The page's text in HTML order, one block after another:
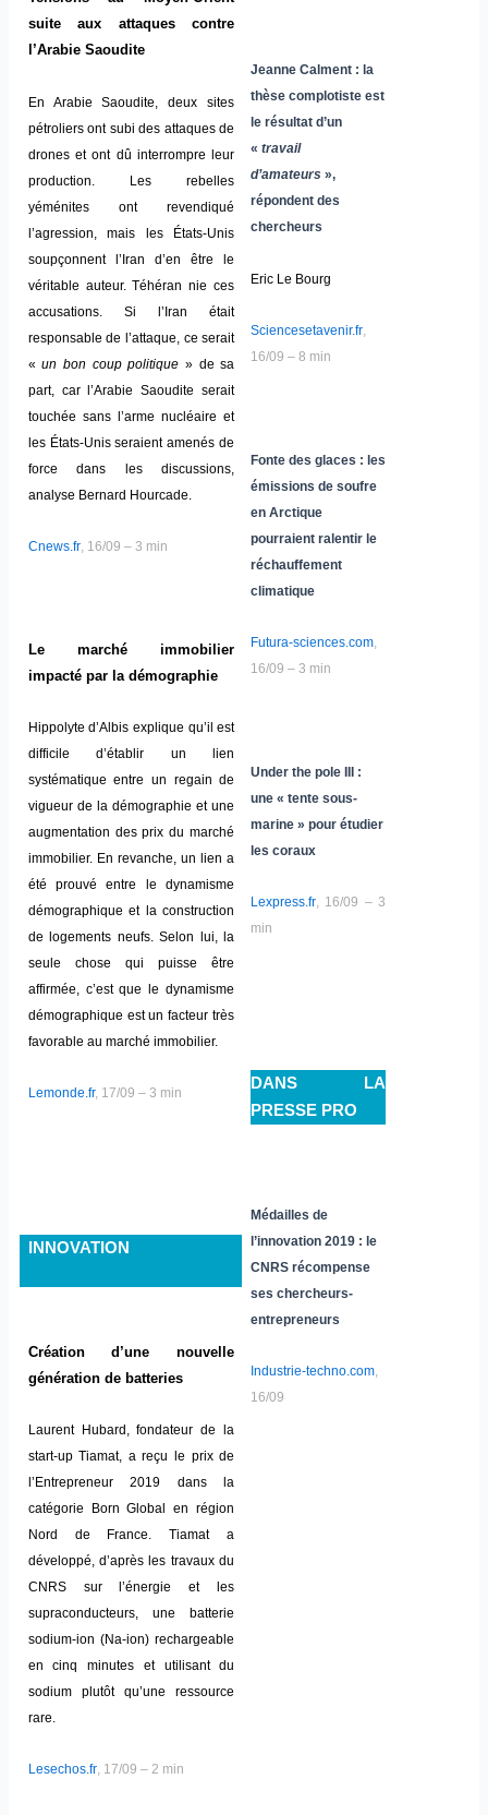
Jeanne Calment : la
thèse complotiste est
le résultat d’un
« travail
d’amateurs »,
répondent des
chercheurs
Eric Le Bourg
Sciencesetavenir.fr,
16/09 – 8 min
Fonte des glaces : les
émissions de soufre
en Arctique
pourraient ralentir le
réchauffement
climatique
Futura-sciences.com,
16/09 – 3 min
Under the pole III :
une « tente sous-
marine » pour étudier
les coraux
Lexpress.fr, 16/09 – 3
min
DANS LA
PRESSE PRO
Médailles de
l’innovation 2019 : le
CNRS récompense
ses chercheurs-
entrepreneurs
Industrie-techno.com,
16/09
suite aux attaques contre
l’Arabie Saoudite
En Arabie Saoudite, deux sites
pétroliers ont subi des attaques de
drones et ont dû interrompre leur
production. Les rebelles
yéménites ont revendiqué
l’agression, mais les États-Unis
soupçonnent l’Iran d’en être le
véritable auteur. Téhéran nie ces
accusations. Si l’Iran était
responsable de l’attaque, ce serait
«un bon coup politique » de sa
part, car l’Arabie Saoudite serait
touchée sans l’arme nucléaire et
les États-Unis seraient amenés de
force dans les discussions,
analyse Bernard Hourcade.
Cnews.fr, 16/09 – 3 min
Le marché immobilier
impacté par la démographie
Hippolyte d’Albis explique qu’il est
difficile d’établir un lien
systématique entre un regain de
vigueur de la démographie et une
augmentation des prix du marché
immobilier. En revanche, un lien a
été prouvé entre le dynamisme
démographique et la construction
de logements neufs. Selon lui, la
seule chose qui puisse être
affirmée, c’est que le dynamisme
démographique est un facteur très
favorable au marché immobilier.
Lemonde.fr, 17/09 – 3 min
INNOVATION
Création d’une nouvelle
génération de batteries
Laurent Hubard, fondateur de la
start-up Tiamat, a reçu le prix de
l’Entrepreneur 2019 dans la
catégorie Born Global en région
Nord de France. Tiamat a
développé, d’après les travaux du
CNRS sur l’énergie et les
supraconducteurs, une batterie
sodium-ion (Na-ion) rechargeable
en cinq minutes et utilisant du
sodium plutôt qu’une ressource
rare.
Lesechos.fr, 17/09 – 2 min